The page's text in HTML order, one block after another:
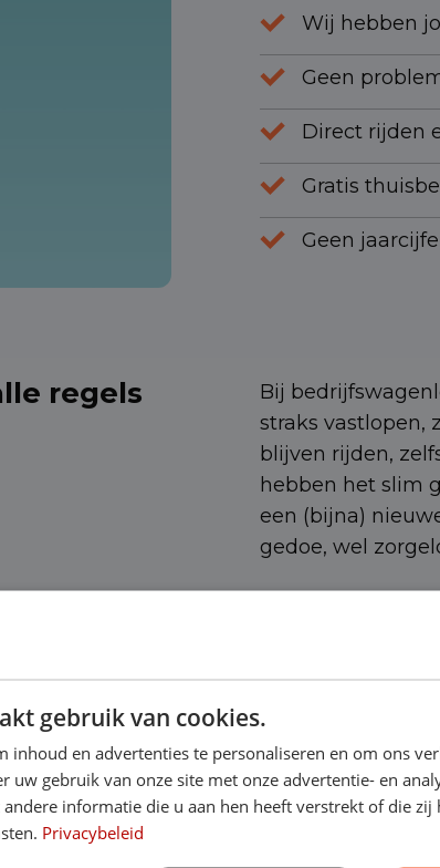
Wij hebben
Geen
Direct rijden
Gratis
Geen
regels
Bij
straks vastlopen,
blijven rijden,
hebben het slim
een (bijna)
gedoe, wel
op
met de gewenste
gebruik van cookies.
inhoud en advertenties te personaliseren en om ons
uw gebruik van onze site met onze advertentie- en
informatie die u aan hen heeft verstrekt of die
Privacybeleid